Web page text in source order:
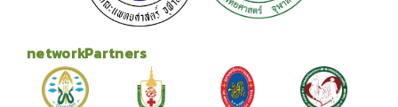
networkPartners